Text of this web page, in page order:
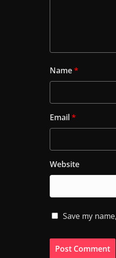
Name*
Email*
Website
Save my